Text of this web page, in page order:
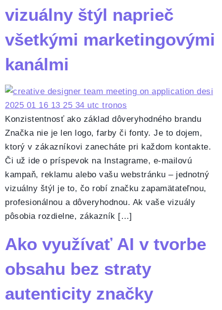
vizuálny štýl naprieč
všetkými marketingovými
kanálmi
Konzistentnosť ako základ dôveryhodného brandu
Značka nie je len logo, farby či fonty. Je to dojem,
ktorý v zákazníkovi zanecháte pri každom kontakte.
Či už ide o príspevok na Instagrame, e-mailovú
kampaň, reklamu alebo vašu webstránku – jednotný
vizuálny štýl je to, čo robí značku zapamätateľnou,
profesionálnou a dôveryhodnou. Ak vaše vizuály
pôsobia rozdielne, zákazník […]
Ako využívať AI v tvorbe
obsahu bez straty
autenticity značky